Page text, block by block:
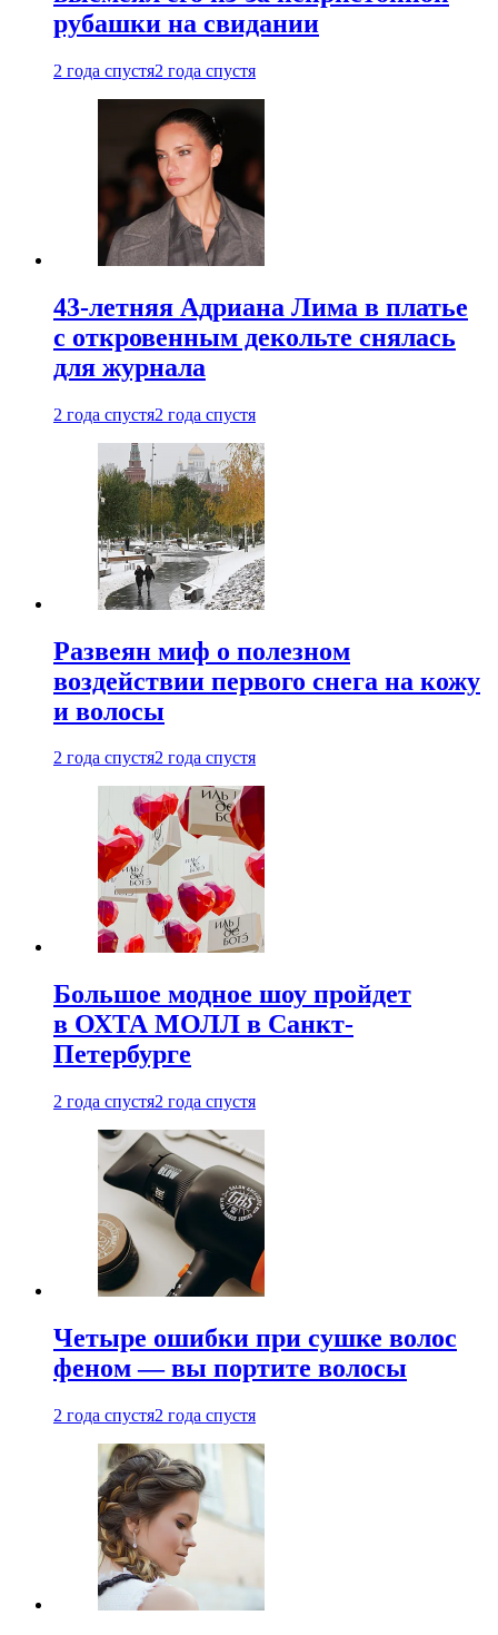
рубашки на свидании
2 года спустя2 года спустя
43-летняя Адриана Лима в платье
с откровенным декольте снялась
для журнала
2 года спустя2 года спустя
Развеян миф о полезном
воздействии первого снега на кожу
и волосы
2 года спустя2 года спустя
Большое модное шоу пройдет
в ОХТА МОЛЛ в Санкт-
Петербурге
2 года спустя2 года спустя
Четыре ошибки при сушке волос
феном — вы портите волосы
2 года спустя2 года спустя